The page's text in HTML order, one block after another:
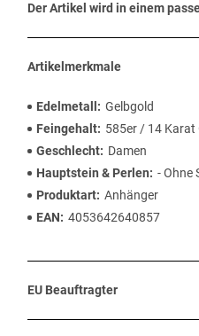
Der Artikel wird in einem
Artikelmerkmale
Edelmetall
Gelbgold
Feingehalt
585er / 14 Karat
Geschlecht
Damen
Hauptstein & Perlen
- Ohne
Produktart Anhänger
EAN
4053642640857
EU Beauftragter